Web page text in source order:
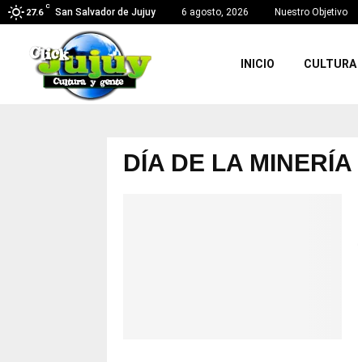
27.6
C
San Salvador de Jujuy 6 agosto, 2026 Nuestro Objetivo
INICIO CULTURA
DÍA DE LA MINERÍA